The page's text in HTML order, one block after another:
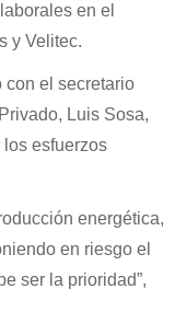
en el
y Velitec.
con el secretario
Luis Sosa,
esfuerzos
energética,
en riesgo el
ser la prioridad”,